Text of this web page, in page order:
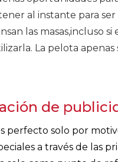
al instante para
las masas,incluso
La pelota apenas
de
perfecto solo por
a través de las